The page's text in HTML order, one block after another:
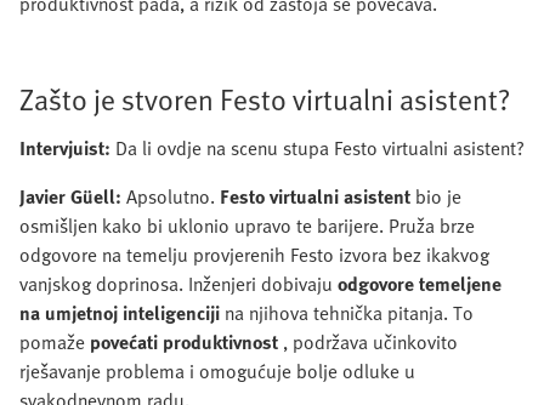
Zašto je stvoren Festo virtualni asistent?
Intervjuist: Da li ovdje na scenu stupa Festo virtualni asistent?
Javier Güell: Apsolutno. Festo virtualni asistent bio je
osmišljen kako bi uklonio upravo te barijere. Pruža brze
odgovore na temelju provjerenih Festo izvora bez ikakvog
vanjskog doprinosa. Inženjeri dobivaju odgovore temeljene
na umjetnoj inteligenciji na njihova tehnička pitanja. To
pomaže povećati produktivnost , podržava učinkovito
rješavanje problema i omogućuje bolje odluke u